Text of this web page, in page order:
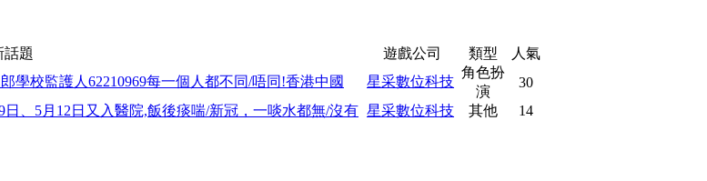
話題 遊戲公司 類型
人氣
學校監護人62210969每一個人都不同/唔同!香港中國 星采數位科技
角色扮
演
30
、5月12日又入醫院,飯後痰喘/新冠，一啖水都無/沒有 星采數位科技 其他 14